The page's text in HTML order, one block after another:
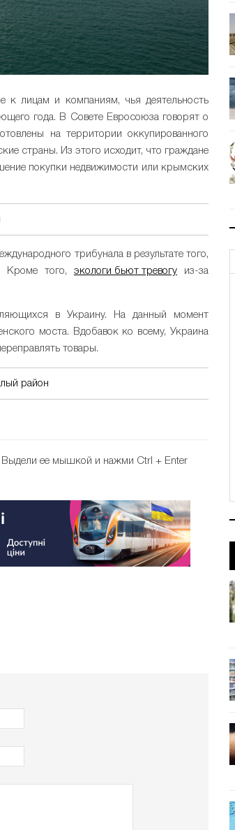
к лицам и компаниям, чья деятельность
года. В Совете Евросоюза говорят о
на территории оккупированного
страны. Из этого исходит, что граждане
покупки недвижимости или крымских
трибунала в результате того,
Кроме того, экологи бьют тревогуиз-за
в Украину. На данный момент
моста. Вдобавок ко всему, Украина
товары.
район
Выдели ее мышкой и нажми Ctrl + Enter